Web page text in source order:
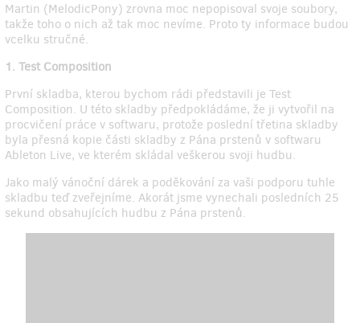
Martin (MelodicPony) zrovna moc nepopisoval svoje soubory,
takže toho o nich až tak moc nevíme. Proto ty informace budou
vcelku stručné.
1. Test Composition
První skladba, kterou bychom rádi představili je Test
Composition. U této skladby předpokládáme, že ji vytvořil na
procvičení práce v softwaru, protože poslední třetina skladby
byla přesná kopie části skladby z Pána prstenů v softwaru
Ableton Live, ve kterém skládal veškerou svoji hudbu.
Jako malý vánoční dárek a poděkování za vaši podporu tuhle
skladbu teď zveřejníme. Akorát jsme vynechali posledních 25
sekund obsahujících hudbu z Pána prstenů.